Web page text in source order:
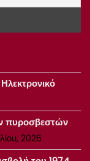
πυροσβεστών
2026